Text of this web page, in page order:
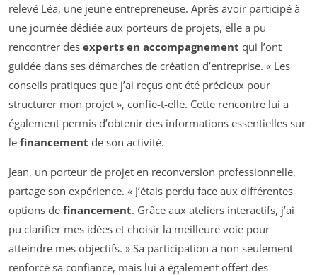
relevé Léa, une jeune entrepreneuse. Après avoir participé à
une journée dédiée aux porteurs de projets, elle a pu
rencontrer des experts en accompagnement qui l’ont
guidée dans ses démarches de création d’entreprise. « Les
conseils pratiques que j’ai reçus ont été précieux pour
structurer mon projet », confie-t-elle. Cette rencontre lui a
également permis d’obtenir des informations essentielles sur
le financement de son activité.
Jean, un porteur de projet en reconversion professionnelle,
partage son expérience. « J’étais perdu face aux différentes
options de financement. Grâce aux ateliers interactifs, j’ai
pu clarifier mes idées et choisir la meilleure voie pour
atteindre mes objectifs. » Sa participation a non seulement
renforcé sa confiance, mais lui a également offert des